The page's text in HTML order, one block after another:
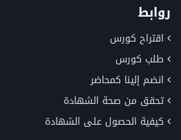
روابط
اقتراح كورس
طلب كورس
انضم إلينا كمحاضر
تحقق من صحة الشهادة
كيفية الحصول على الشهادة